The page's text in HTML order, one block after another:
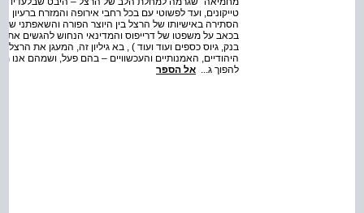
טייקונים, ועד לפשוטי עם בכל רחבי אירופה והמזרח
הסתירה באישיותו של הרצל בין היוצר הפורה והשאפתני של
בכאב על משפטו של דרייפוס והמדינאי הנחוש להגשים את
בנק, גיוס כספים ועוד ועוד ) , בא גיליון זה, המעגן את
היהודיים, האמנותיים והעכשוויים – בהם פעל, ושמהם אנו
להפוך ג... אל הספר